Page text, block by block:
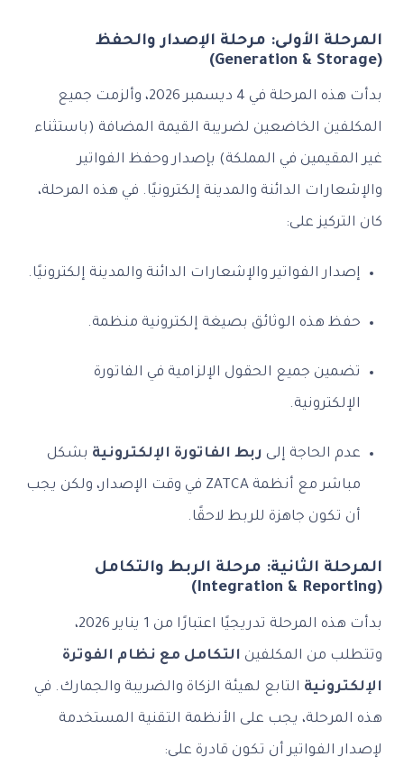
المرحلة الأولى: مرحلة الإصدار والحفظ
(Generation & Storage)
بدأت هذه المرحلة في 4 ديسمبر 2026، وألزمت جميع
المكلفين الخاضعين لضريبة القيمة المضافة (باستثناء
غير المقيمين في المملكة) بإصدار وحفظ الفواتير
والإشعارات الدائنة والمدينة إلكترونيًا. في هذه المرحلة،
كان التركيز على:
إصدار الفواتير والإشعارات الدائنة والمدينة إلكترونيًا.
حفظ هذه الوثائق بصيغة إلكترونية منظمة.
تضمين جميع الحقول الإلزامية في الفاتورة
الإلكترونية.
عدم الحاجة إلى ربط الفاتورة الإلكترونية بشكل
مباشر مع أنظمة ZATCA في وقت الإصدار، ولكن يجب
أن تكون جاهزة للربط لاحقًا.
المرحلة الثانية: مرحلة الربط والتكامل
(Integration & Reporting)
بدأت هذه المرحلة تدريجيًا اعتبارًا من 1 يناير 2026،
وتتطلب من المكلفين التكامل مع نظام الفوترة
الإلكترونية التابع لهيئة الزكاة والضريبة والجمارك. في
هذه المرحلة، يجب على الأنظمة التقنية المستخدمة
لإصدار الفواتير أن تكون قادرة على: